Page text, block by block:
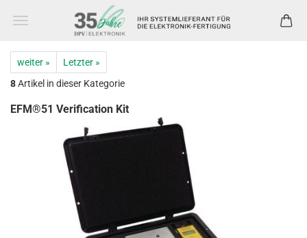
weiter »
Letzter »
8Artikel in dieser Kategorie
EFM®51 Verification Kit